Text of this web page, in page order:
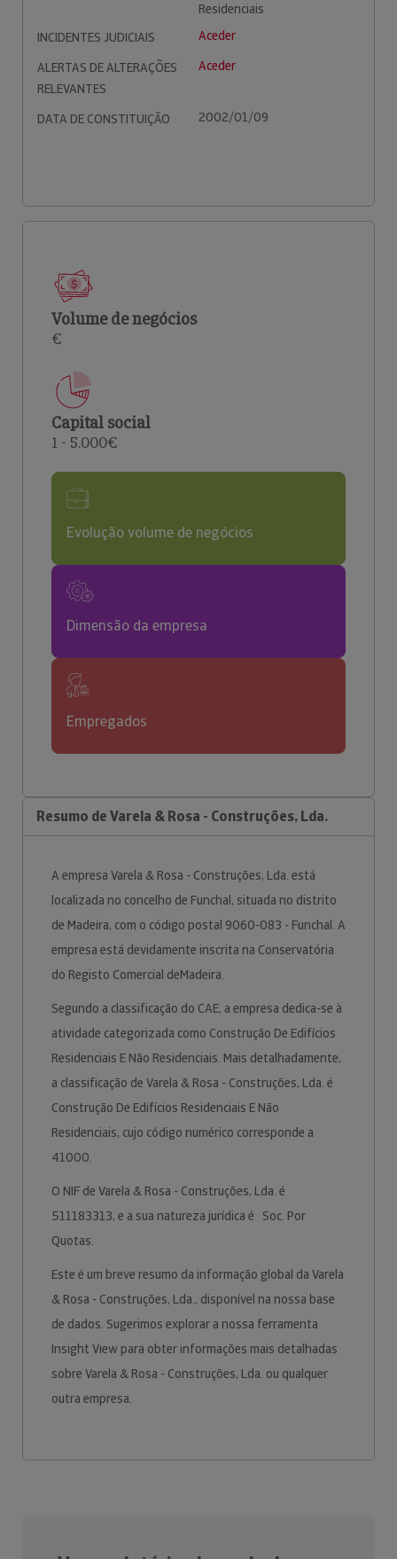
Residenciais
INCIDENTES JUDICIAIS
Aceder
ALERTAS DE ALTERAÇÕES
RELEVANTES
Aceder
DATA DE CONSTITUIÇÃO 2002/01/09
Volume de negócios
€
Capital social
1 - 5.000€
Evolução volume de negócios
Dimensão da empresa
Empregados
Resumo de Varela & Rosa - Construções, Lda.
A empresa Varela & Rosa - Construções, Lda. está
localizada no concelho de Funchal, situada no distrito
de Madeira, com o código postal 9060-083 - Funchal. A
empresa está devidamente inscrita na Conservatória
do Registo Comercial deMadeira.
Segundo a classificação do CAE, a empresa dedica-se à
atividade categorizada como Construção De Edifícios
Residenciais E Não Residenciais. Mais detalhadamente,
a classificação de Varela & Rosa - Construções, Lda. é
Construção De Edifícios Residenciais E Não
Residenciais, cujo código numérico corresponde a
41000.
O NIF de Varela & Rosa - Construções, Lda. é
511183313, e a sua natureza jurídica é Soc. Por
Quotas.
Este é um breve resumo da informação global da Varela
& Rosa - Construções, Lda., disponível na nossa base
de dados. Sugerimos explorar a nossa ferramenta
Insight View para obter informações mais detalhadas
sobre Varela & Rosa - Construções, Lda. ou qualquer
outra empresa.